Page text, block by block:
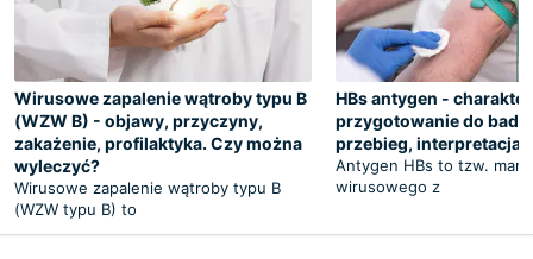
Wirusowe zapalenie wątroby typu B
(WZW B) - objawy, przyczyny,
zakażenie, profilaktyka. Czy można
wyleczyć?
Wirusowe zapalenie wątroby typu B
(WZW typu B) to
HBs antygen -
przygotowanie do
przebieg, interpretacja
Antygen HBs to tzw.
wirusowego z